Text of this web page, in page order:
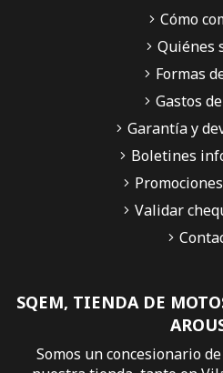
SQEM, TIENDA DE
Somos un concesionario
Cómo
Quiénes
Formas
Gastos
Garantía y
Boletines
Validar